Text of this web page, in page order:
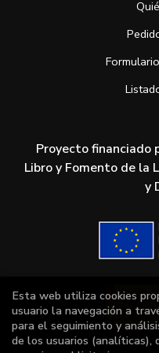
Proyecto financiado
Libro y Fomento de la
y
Esta web utiliza cookies
usuario la navegación a
para el seguimiento y
de los usuarios (analíticas),